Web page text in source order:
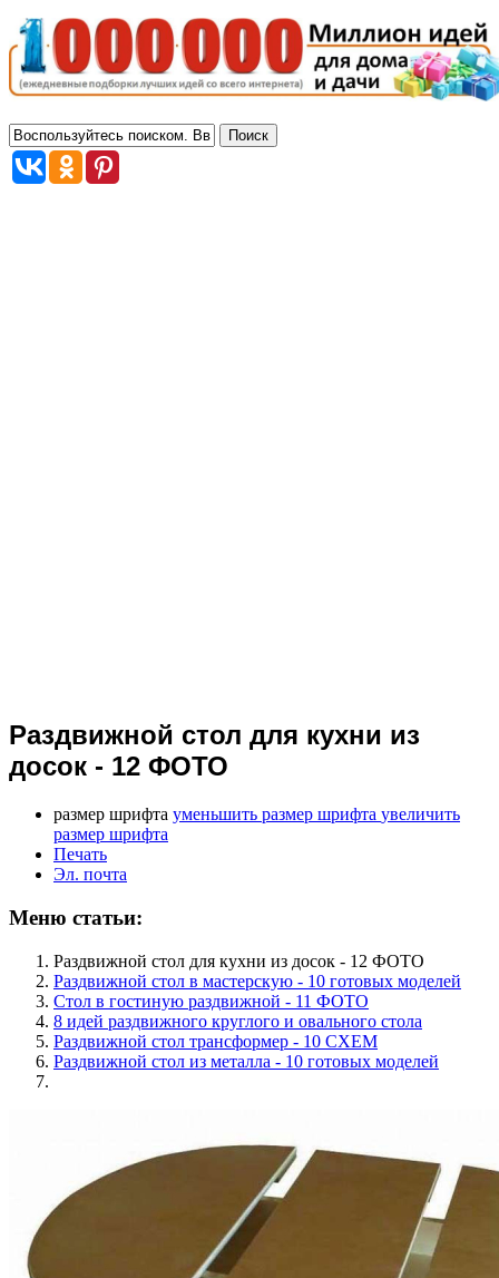
Раздвижной стол для кухни из
досок - 12 ФОТО
размер шрифта уменьшить размер шрифта увеличить
размер шрифта
Печать
Эл. почта
Меню статьи:
Раздвижной стол для кухни из досок - 12 ФОТО
Раздвижной стол в мастерскую - 10 готовых моделей
Стол в гостиную раздвижной - 11 ФОТО
8 идей раздвижного круглого и овального стола
Раздвижной стол трансформер - 10 СХЕМ
Раздвижной стол из металла - 10 готовых моделей